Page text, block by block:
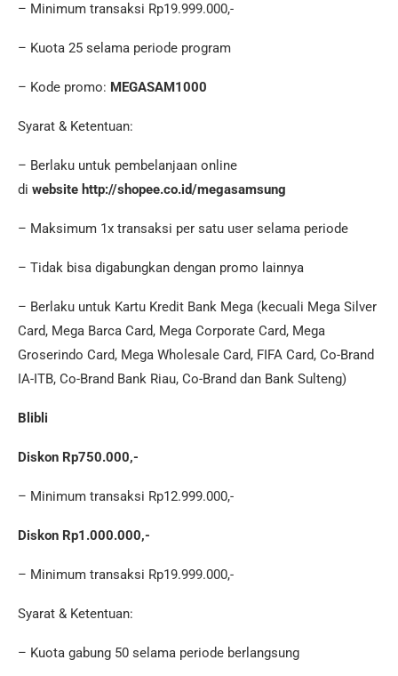
– Minimum transaksi Rp19.999.000,-
– Kuota 25 selama periode program
– Kode promo: MEGASAM1000
Syarat & Ketentuan:
– Berlaku untuk pembelanjaan online
di website http://shopee.co.id/megasamsung
– Maksimum 1x transaksi per satu user selama periode
– Tidak bisa digabungkan dengan promo lainnya
– Berlaku untuk Kartu Kredit Bank Mega (kecuali Mega Silver
Card, Mega Barca Card, Mega Corporate Card, Mega
Groserindo Card, Mega Wholesale Card, FIFA Card, Co-Brand
IA-ITB, Co-Brand Bank Riau, Co-Brand dan Bank Sulteng)
Blibli
Diskon Rp750.000,-
– Minimum transaksi Rp12.999.000,-
Diskon Rp1.000.000,-
– Minimum transaksi Rp19.999.000,-
Syarat & Ketentuan:
– Kuota gabung 50 selama periode berlangsung